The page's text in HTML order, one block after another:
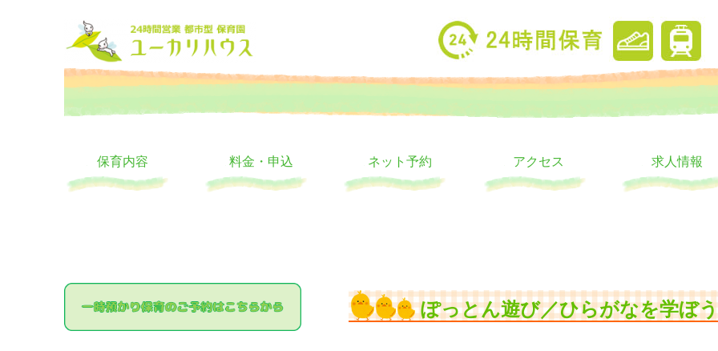
24時間託児所 ユーカリハウス
大阪の24時間託児所 ユーカリハウス 月極 一時保育 一時預かり
保育内容 料金・申込 ネット予約 アクセス 求人情報
ぽっとん遊び／ひらがなを学ぼ